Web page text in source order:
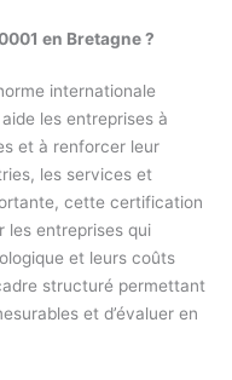
en Bretagne ?
internationale
aide les entreprises à
et à renforcer leur
les services et
cette certification
les entreprises qui
et leurs coûts
structuré permettant
et d’évaluer en